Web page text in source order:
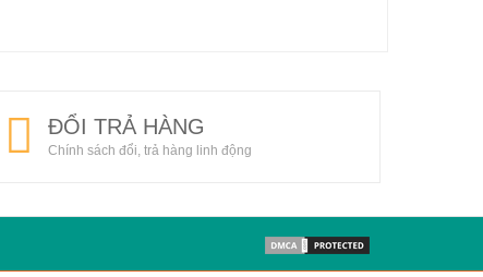
ĐỔI TRẢ HÀNG
Chính sách đổi, trả hàng linh động